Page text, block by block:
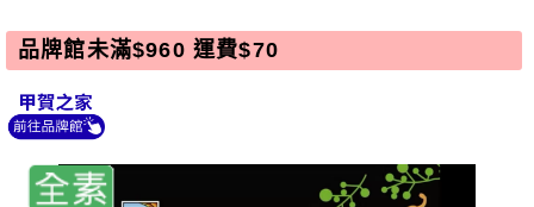
品牌館未滿$960 運費$70